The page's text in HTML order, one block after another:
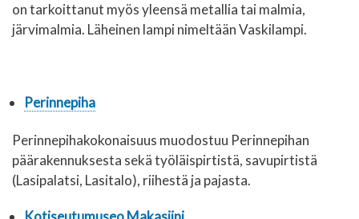
on tarkoittanut myös yleensä metallia tai malmia,
järvimalmia. Läheinen lampi nimeltään Vaskilampi.
Perinnepiha
Perinnepihakokonaisuus muodostuu Perinnepihan
päärakennuksesta sekä työläispirtistä, savupirtistä
(Lasipalatsi, Lasitalo), riihestä ja pajasta.